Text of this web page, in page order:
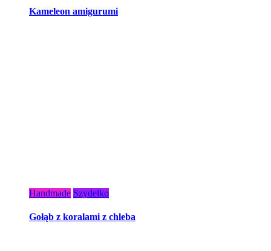
Kameleon amigurumi
Handmade Szydełko
Gołąb z koralami z chleba